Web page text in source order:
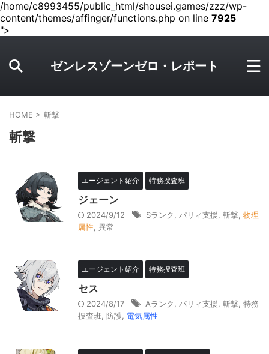
/home/c8993455/public_html/shousei.games/zzz/wp-
content/themes/affinger/functions.php on line 7925
">
ゼンレスゾーンゼロ・レポート
HOME > 斬撃
斬撃
エージェント紹介 特務捜査班
ジェーン
2024/9/12 Sランク パリィ支援 斬撃 物理
属性 異常
エージェント紹介 特務捜査班
セス
2024/8/17 Aランク パリィ支援 斬撃 特務
捜査班 防護 電気属性